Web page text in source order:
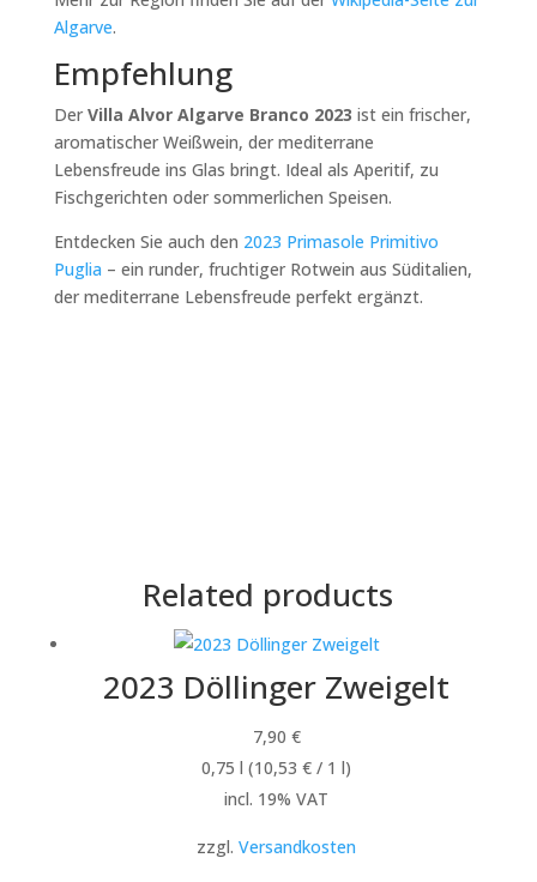
Algarve.
Empfehlung
Der Villa Alvor Algarve Branco 2023 ist ein frischer,
aromatischer Weißwein, der mediterrane
Lebensfreude ins Glas bringt. Ideal als Aperitif, zu
Fischgerichten oder sommerlichen Speisen.
Entdecken Sie auch den 2023 Primasole Primitivo
Puglia – ein runder, fruchtiger Rotwein aus Süditalien,
der mediterrane Lebensfreude perfekt ergänzt.
Related products
2023 Döllinger Zweigelt
7,90 €
0,75 l (10,53€ / 1l)
incl. 19% VAT
zzgl.Versandkosten